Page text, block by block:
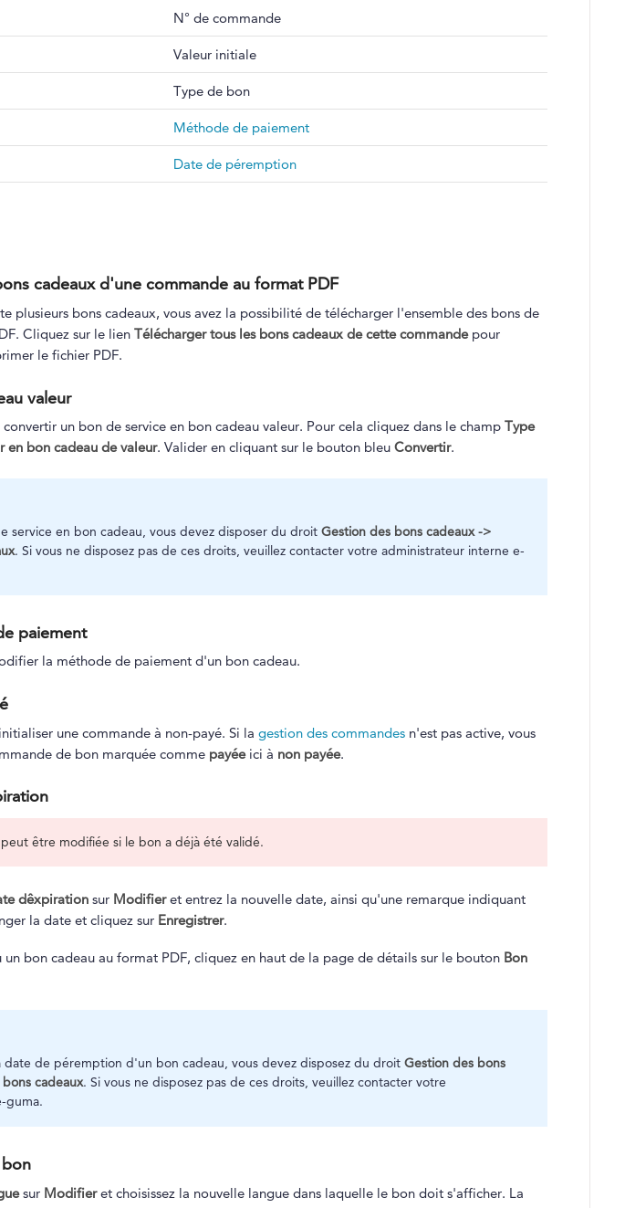
N° de commande
Valeur initiale
Type de bon
Méthode de paiement
Date de péremption
cadeaux d'une commande au format PDF
plusieurs bons cadeaux, vous avez la possibilité de télécharger l'ensemble des bons de
Cliquez sur le lien Télécharger tous les bons cadeaux de cette commandepour
le fichier PDF.
valeur
un bon de service en bon cadeau valeur. Pour cela cliquez dans le champ Type
en bon cadeau de valeur. Valider en cliquant sur le bouton bleu Convertir.
service en bon cadeau, vous devez disposer du droit Gestion des bons cadeaux ->
. Si vous ne disposez pas de ces droits, veuillez contacter votre administrateur interne e-
paiement
la méthode de paiement d'un bon cadeau.
une commande à non-payé. Si la gestion des commandesn'est pas active, vous
de bon marquée comme payéeici à non payée.
être modifiée si le bon a déjà été validé.
dêxpiration sur Modifieret entrez la nouvelle date, ainsi qu'une remarque indiquant
la date et cliquez sur Enregistrer.
bon cadeau au format PDF, cliquez en haut de la page de détails sur le bouton Bon
date de péremption d'un bon cadeau, vous devez disposez du droit Gestion des bons
cadeaux. Si vous ne disposez pas de ces droits, veuillez contacter votre
guma.
sur Modifieret choisissez la nouvelle langue dans laquelle le bon doit s'afficher. La